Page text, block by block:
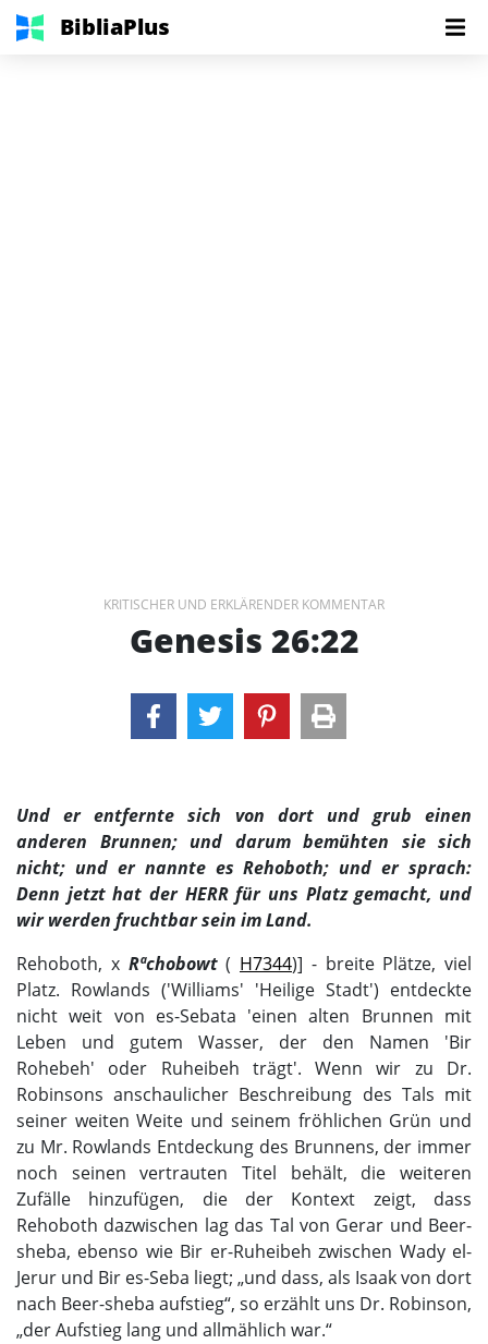
BibliaPlus
KRITISCHER UND ERKLÄRENDER KOMMENTAR
Genesis 26:22
Und er entfernte sich von dort und grub einen
anderen Brunnen; und darum bemühten sie sich
nicht; und er nannte es Rehoboth; und er sprach:
Denn jetzt hat der HERR für uns Platz gemacht, und
wir werden fruchtbar sein im Land.
Rehoboth, х Rªchobowt( H7344)] - breite Plätze, viel
Platz. Rowlands ('Williams' 'Heilige Stadt') entdeckte
nicht weit von es-Sebata 'einen alten Brunnen mit
Leben und gutem Wasser, der den Namen 'Bir
Rohebeh' oder Ruheibeh trägt'. Wenn wir zu Dr.
Robinsons anschaulicher Beschreibung des Tals mit
seiner weiten Weite und seinem fröhlichen Grün und
zu Mr. Rowlands Entdeckung des Brunnens, der immer
noch seinen vertrauten Titel behält, die weiteren
Zufälle hinzufügen, die der Kontext zeigt, dass
Rehoboth dazwischen lag das Tal von Gerar und Beer-
sheba, ebenso wie Bir er-Ruheibeh zwischen Wady el-
Jerur und Bir es-Seba liegt; „und dass, als Isaak von dort
nach Beer-sheba aufstieg“, so erzählt uns Dr. Robinson,
„der Aufstieg lang und allmählich war.“